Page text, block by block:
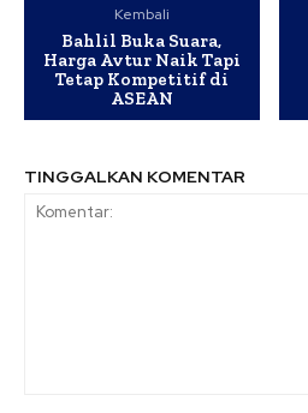
Kembali
Bahlil Buka Suara,
Harga Avtur Naik Tapi
Tetap Kompetitif di
ASEAN
TINGGALKAN KOMENTAR